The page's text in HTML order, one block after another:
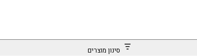
סינון מוצרים